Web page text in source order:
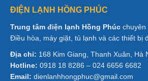
ĐIỆN LẠNH HỒNG PHÚC
Trung tâm điện lạnh Hồng Phúc chuyên
Điều hòa, máy giặt, tủ lạnh và các thiết bị
Địa chỉ: 168 Kim Giang, Thanh Xuân, Hà
Hotline: 0918 18 8286 – 024 6656 6682
Email: dienlanhhongphuc@gmail.com